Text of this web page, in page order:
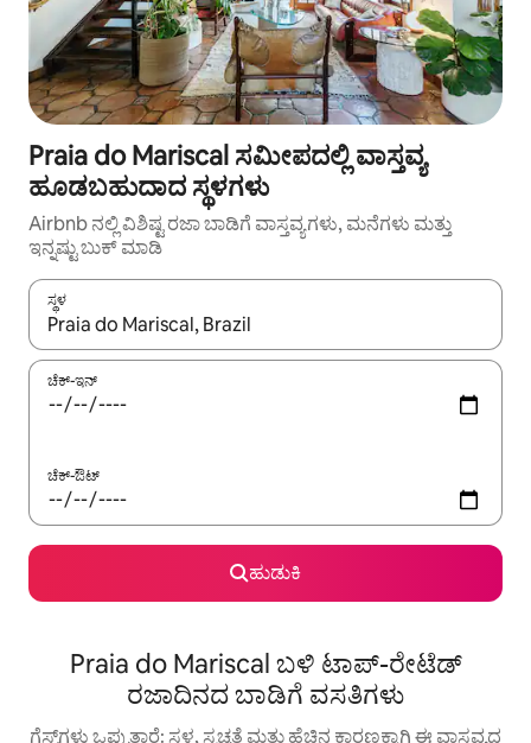
Praia do Mariscal ಸಮೀಪದಲ್ಲಿ ವಾಸ್ತವ್ಯ
ಹೂಡಬಹುದಾದ ಸ್ಥಳಗಳು
Airbnb ನಲ್ಲಿ ವಿಶಿಷ್ಟ ರಜಾ ಬಾಡಿಗೆ ವಾಸ್ತವ್ಯಗಳು, ಮನೆಗಳು ಮತ್ತು
ಇನ್ನಷ್ಟು ಬುಕ್ ಮಾಡಿ
ಸ್ಥಳ
ಫಲಿತಾಂಶಗಳು ಲಭ್ಯವಿರುವಾಗ, ಅಪ್ ಮತ್ತು ಡೌನ್ ಬಾಣದ ಕೀಲಿಗಳೊಂದಿಗೆ
ಚೆಕ್-ಇನ್
ಚೆಕ್-ಔಟ್
ಹುಡುಕಿ
Praia do Mariscal ಬಳಿ ಟಾಪ್-ರೇಟೆಡ್
ರಜಾದಿನದ ಬಾಡಿಗೆ ವಸತಿಗಳು
ಗೆಸ್ಟ್‌ಗಳು ಒಪ್ಪುತ್ತಾರೆ: ಸ್ಥಳ, ಸ್ವಚ್ಛತೆ ಮತ್ತು ಹೆಚ್ಚಿನ ಕಾರಣಕ್ಕಾಗಿ ಈ ವಾಸ್ತವ್ಯದ